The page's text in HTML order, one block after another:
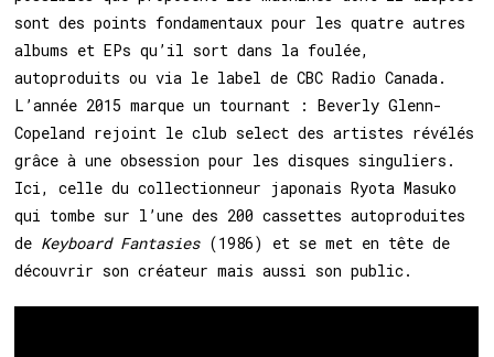
sont des points fondamentaux pour les quatre autres
albums et EPs qu’il sort dans la foulée,
autoproduits ou via le label de CBC Radio Canada.
L’année 2015 marque un tournant : Beverly Glenn-
Copeland rejoint le club select des artistes révélés
grâce à une obsession pour les disques singuliers.
Ici, celle du collectionneur japonais Ryota Masuko
qui tombe sur l’une des 200 cassettes autoproduites
de Keyboard Fantasies (1986) et se met en tête de
découvrir son créateur mais aussi son public.